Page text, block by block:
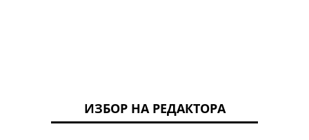
ИЗБОР НА РЕДАКТОРА